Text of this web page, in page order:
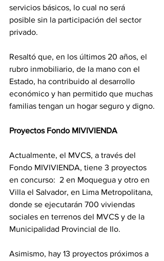
servicios básicos, lo cual no será
posible sin la participación del sector
privado.
Resaltó que, en los últimos 20 años, el
rubro inmobiliario, de la mano con el
Estado, ha contribuido al desarrollo
económico y han permitido que muchas
familias tengan un hogar seguro y digno.
Proyectos Fondo MIVIVIENDA
Actualmente, el MVCS, a través del
Fondo MIVIVIENDA, tiene 3 proyectos
en concurso:  2 en Moquegua y otro en
Villa el Salvador, en Lima Metropolitana,
donde se ejecutarán 700 viviendas
sociales en terrenos del MVCS y de la
Municipalidad Provincial de Ilo.
Asimismo, hay 13 proyectos próximos a